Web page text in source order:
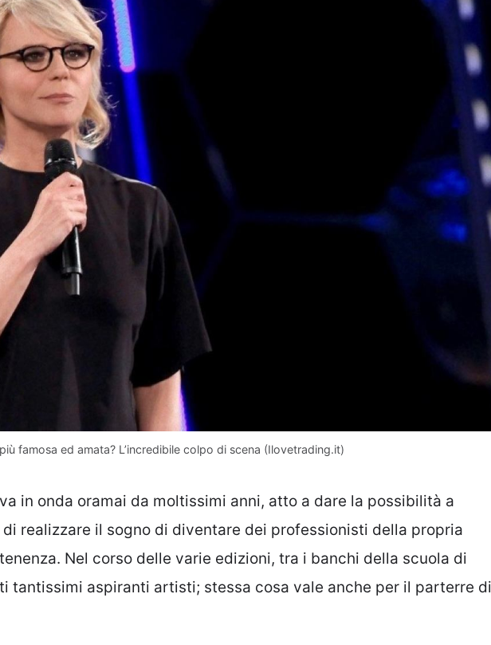
famosa ed amata? L’incredibile colpo di scena (Ilovetrading.it)
in onda oramai da moltissimi anni, atto a dare la possibilità a
realizzare il sogno di diventare dei professionisti della propria
Nel corso delle varie edizioni, tra i banchi della scuola di
tantissimi aspiranti artisti; stessa cosa vale anche per il parterre di